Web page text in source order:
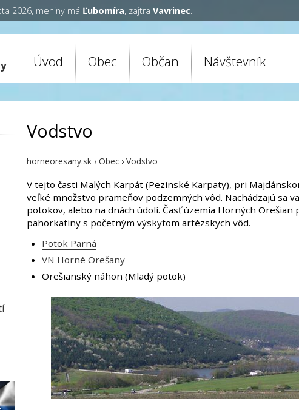
2026, meniny má Ľubomíra, zajtra Vavrinec.
Úvod Obec Občan Návštevník
Vodstvo
horneoresany.sk › Obec › Vodstvo
V tejto časti Malých Karpát (Pezinské Karpaty), pri
veľké množstvo prameňov podzemných vôd. Nachádzajú sa
potokov, alebo na dnách údolí. Časť územia Horných Orešian
pahorkatiny s početným výskytom artézskych vôd.
Potok Parná
VN Horné Orešany
Orešianský náhon (Mladý potok)